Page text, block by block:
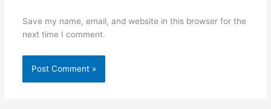
Save my name, email, and website in this browser for the
next time I comment.